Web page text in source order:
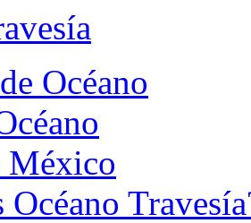
Océano
México
Océano